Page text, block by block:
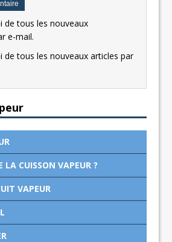
de tous les nouveaux
e-mail.
de tous les nouveaux articles par
LA CUISSON VAPEUR ?
VAPEUR